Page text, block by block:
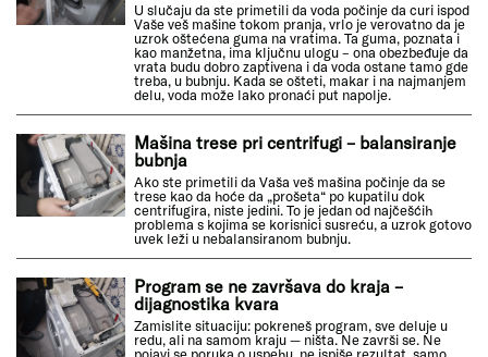
U slučaju da ste primetili da voda počinje da curi ispod
Vaše veš mašine tokom pranja, vrlo je verovatno da je
uzrok oštećena guma na vratima. Ta guma, poznata i
kao manžetna, ima ključnu ulogu – ona obezbeđuje da
vrata budu dobro zaptivena i da voda ostane tamo gde
treba, u bubnju. Kada se ošteti, makar i na najmanjem
delu, voda može lako pronaći put napolje.
Mašina trese pri centrifugi – balansiranje
bubnja
Ako ste primetili da Vaša veš mašina počinje da se
trese kao da hoće da „prošeta“ po kupatilu dok
centrifugira, niste jedini. To je jedan od najčešćih
problema s kojima se korisnici susreću, a uzrok gotovo
uvek leži u nebalansiranom bubnju.
Program se ne završava do kraja –
dijagnostika kvara
Zamislite situaciju: pokreneš program, sve deluje u
redu, ali na samom kraju — ništa. Ne završi se. Ne